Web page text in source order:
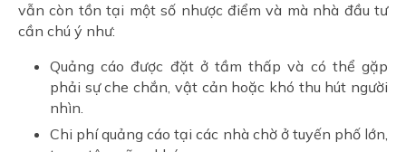
vẫn còn tồn tại một số nhược điểm và mà nhà đầu tư
cần chú ý như:
Quảng cáo được đặt ở tầm thấp và có thể gặp
phải sự che chắn, vật cản hoặc khó thu hút người
nhìn.
Chi phí quảng cáo tại các nhà chờ ở tuyến phố lớn,